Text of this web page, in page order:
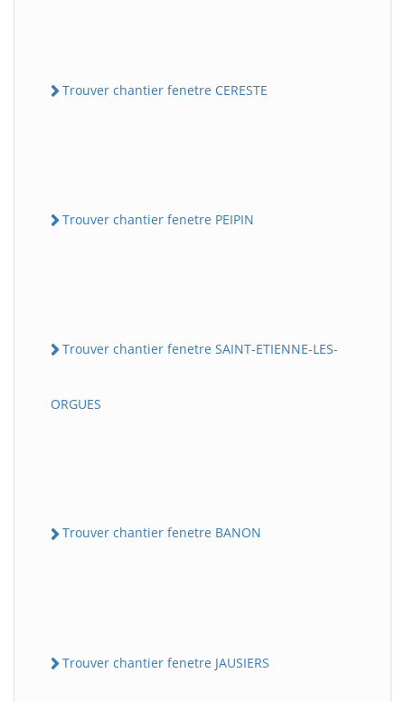
Trouver chantier fenetre CERESTE
Trouver chantier fenetre PEIPIN
Trouver chantier fenetre SAINT-ETIENNE-LES-
ORGUES
Trouver chantier fenetre BANON
Trouver chantier fenetre JAUSIERS